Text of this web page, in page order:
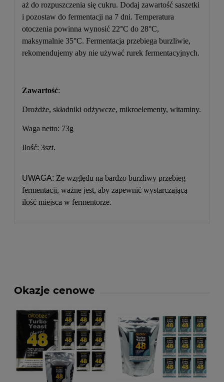
aż do rozpuszczenia się cukru. Dodaj zawartość saszetki
i pozostaw do fermentacji na 7 dni. Temperatura
otoczenia powinna wynosić 22°C do 28°C,
maksymalnie 35°C. Fermentacja przebiega burzliwie,
rekomendujemy aby nie używać rurek fermentacyjnych.
Zawartość:
Drożdże, składniki odżywcze, mikroelementy, witaminy.
Waga netto: 73g
Ilość: 3szt.
UWAGA: Ze względu na bardzo burzliwy przebieg
fermentacji, ważne jest, aby zapewnić wystarczającą
ilość miejsca w fermentorze.
Okazje cenowe